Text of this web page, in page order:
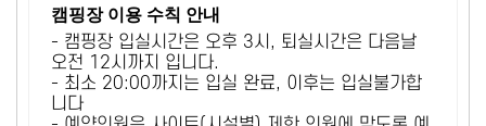
캠핑장 이용 수칙 안내
- 캠핑장 입실시간은 오후 3시, 퇴실시간은 다음날
오전 12시까지 입니다.
- 최소 20:00까지는 입실 완료, 이후는 입실불가합
니다